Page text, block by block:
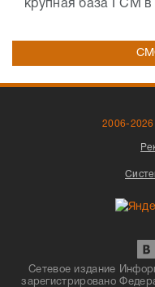
крупная база ГСМ в
2006-
Сетевое издание
зарегистрировано